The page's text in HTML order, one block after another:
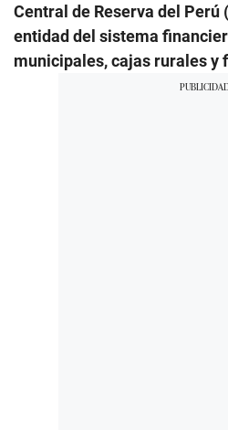
Central de Reserva del Perú
entidad del sistema
municipales, cajas rurales y